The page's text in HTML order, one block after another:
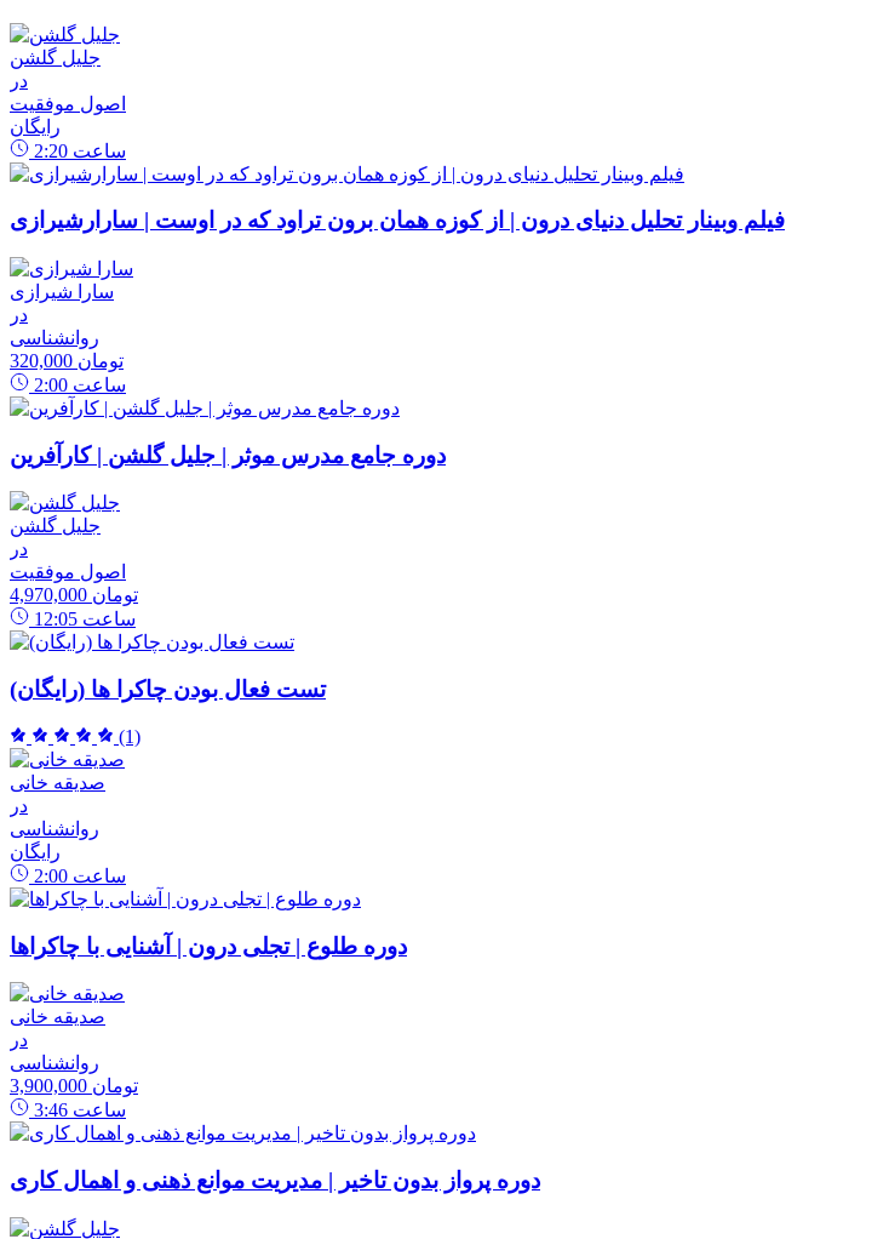
جلیل گلشن
در
اصول موفقیت
رایگان
2:20 ساعت
فیلم وبینار تحلیل دنیای درون | از کوزه همان برون تراود که در اوست | سارارشیرازی
سارا شیرازی
در
روانشناسی
320,000 تومان
2:00 ساعت
دوره جامع مدرس موثر | جلیل گلشن | کارآفرین
جلیل گلشن
در
اصول موفقیت
4,970,000 تومان
12:05 ساعت
تست فعال بودن چاکرا ها (رایگان)
(1)
صدیقه خانی
در
روانشناسی
رایگان
2:00 ساعت
دوره طلوع | تجلی درون | آشنایی با چاکراها
صدیقه خانی
در
روانشناسی
3,900,000 تومان
3:46 ساعت
دوره پرواز بدون تاخیر | مدیریت موانع ذهنی و اهمال کاری